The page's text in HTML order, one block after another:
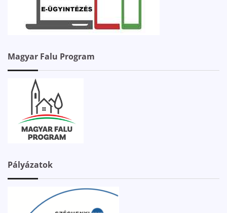
Magyar Falu Program
Pályázatok